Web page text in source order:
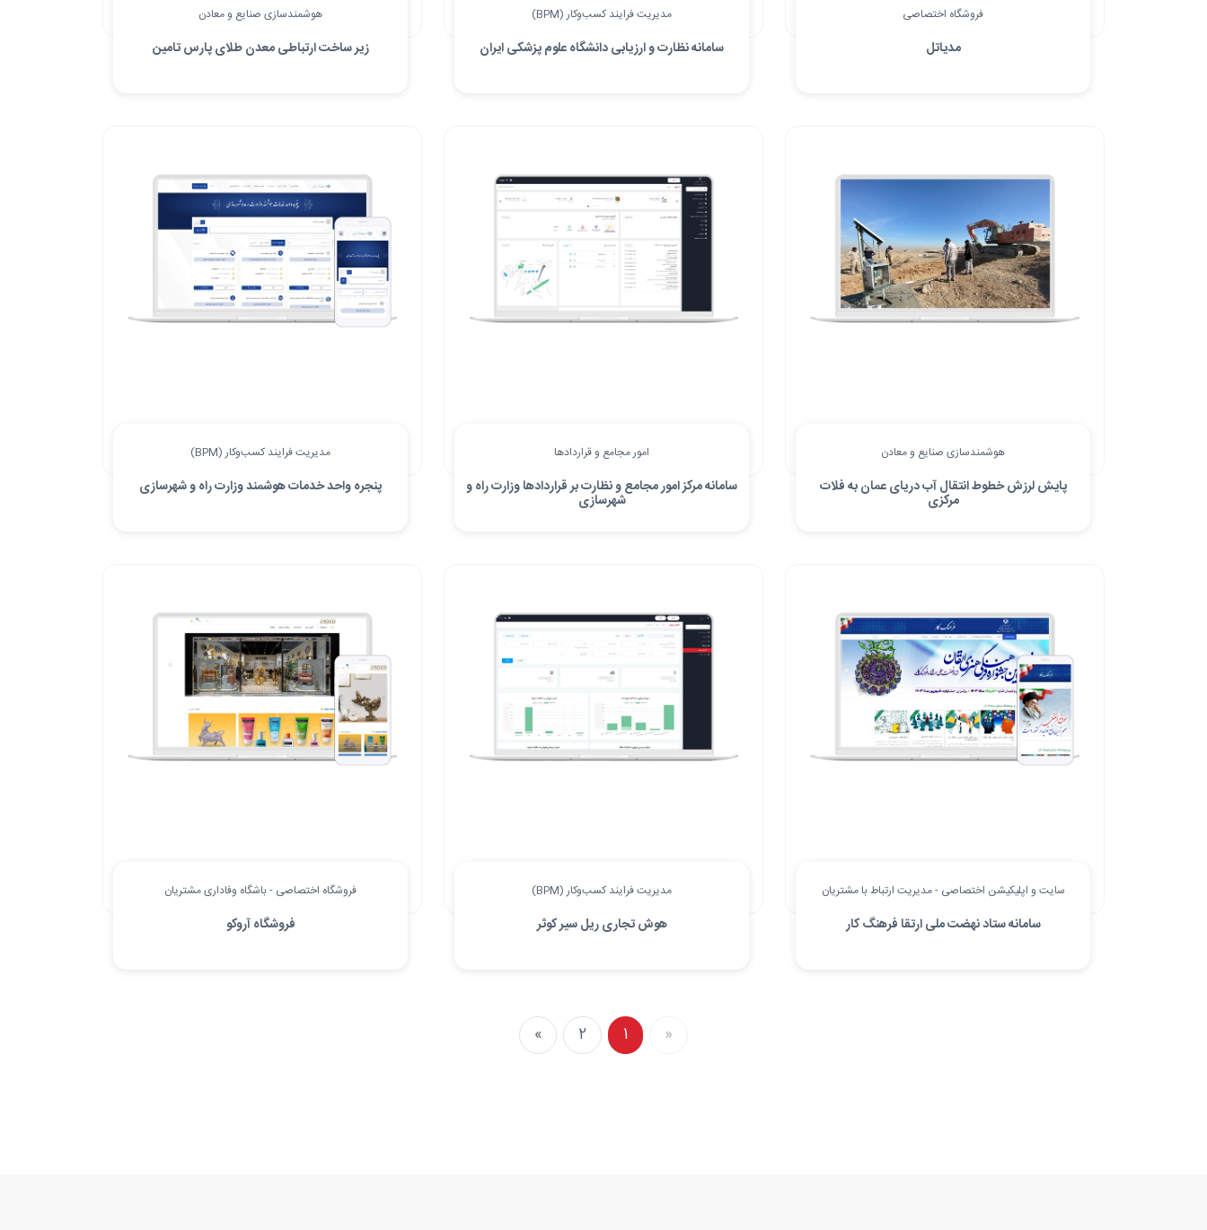
فروشگاه اختصاصی
مدیاتل
مدیریت فرایند کسب‌وکار (BPM)
سامانه نظارت و ارزیابی دانشگاه علوم پزشکی ایران
هوشمندسازی صنایع و معادن
زیر ساخت ارتباطی معدن طلای پارس تامین
هوشمندسازی صنایع و معادن
پایش لرزش خطوط انتقال آب دریای عمان به فلات
مرکزی
امور مجامع و قراردادها
سامانه مرکز امور مجامع و نظارت بر قراردادها وزارت راه و
شهرسازی
مدیریت فرایند کسب‌وکار (BPM)
پنجره واحد خدمات هوشمند وزارت راه و شهرسازی
سایت و اپلیکیشن اختصاصی - مدیریت ارتباط با مشتریان
سامانه ستاد نهضت ملی ارتقا فرهنگ کار
مدیریت فرایند کسب‌وکار (BPM)
هوش تجاری ریل سیر کوثر
فروشگاه اختصاصی - باشگاه وفاداری مشتریان
فروشگاه آروکو
«
1
2
»